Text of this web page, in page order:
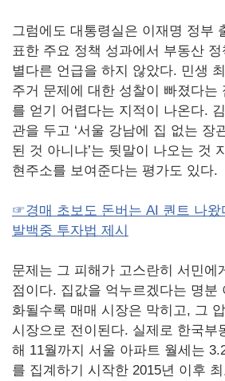
그럼에도 대통령실은 이재명 정부
표한 주요 정책 성과에서 부동산
별다른 언급을 하지 않았다. 민생
주거 문제에 대한 성찰이 빠졌다는
를 얻기 어렵다는 지적이 나온다.
관을 두고 ‘서울 강남에 집 없는 장
된 것 아니냐’는 뒷말이 나오는 것
현주소를 보여준다는 평가도 있다.
☞경매 초보도 돈버는 AI 퀀트 나
발백중 투자법 제시
문제는 그 피해가 고스란히 서민에
점이다. 집값을 억누르겠다는 명분
화될수록 매매 시장은 막히고, 그
시장으로 전이된다. 실제로 한국부
해 11월까지 서울 아파트 월세는
를 집계하기 시작한 2015년 이후